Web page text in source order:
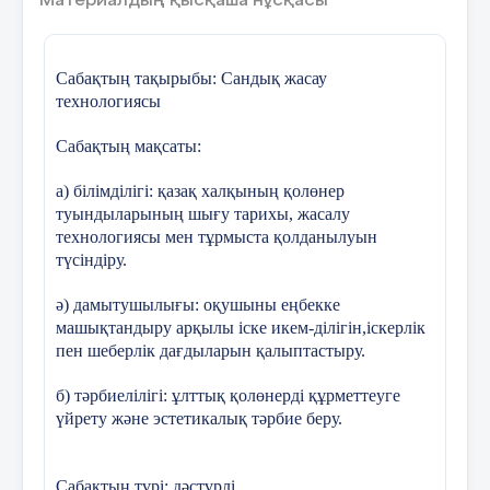
3. Жұмыс кезінде не істеу керек:
* инелер мен түйреуіштерді тек инеге салыңыз;
* қайшыларды тек жабық пышақтар мен
сақиналармен алға қойыңыз.
* көзден жұмысқа дейінгі қашықтық 35 – 40 см-
ден кем болмауы керек.
4. Жұмысты аяқтағаннан кейін не істеу керек:
* инедегі инелердің санын есептеңіз (олар жұмыс
басталғанға дейін болуы керек);
Кері байланыс
«екі жұлдыз , бір тілек»
стикерлерді толтырып
Сабақтың тақырыбы: Сандық жасау
технологиясы
Сабақтың мақсаты:
а) білімділігі: қазақ халқының қолөнер
туындыларының шығу тарихы, жасалу
технологиясы мен тұрмыста қолданылуын
түсіндіру.
ә) дамытушылығы: оқушыны еңбекке
машықтандыру арқылы іске икем-ділігін,іскерлік
пен шеберлік дағдыларын қалыптастыру.
б) тәрбиелілігі: ұлттық қолөнерді құрметтеуге
үйрету және эстетикалық тәрбие беру.
Сабақтың түрі: дәстүрлі